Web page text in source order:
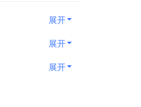
展开
展开
展开